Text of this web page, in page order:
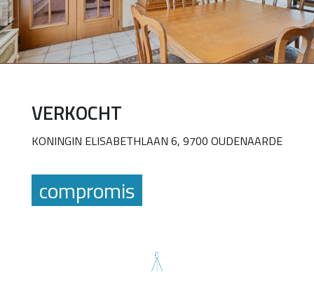
VERKOCHT
KONINGIN ELISABETHLAAN 6, 9700 OUDENAARDE
compromis